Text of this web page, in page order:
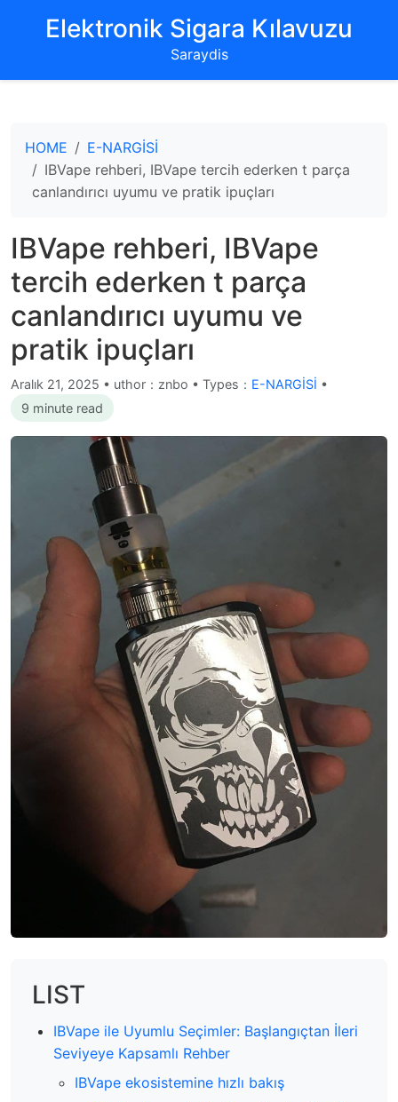
‌Elektronik Sigara Kılavuzu‌
Saraydis
HOME
E-NARGİSİ
IBVape rehberi, IBVape tercih ederken t parça
canlandırıcı uyumu ve pratik ipuçları
IBVape rehberi, IBVape
tercih ederken t parça
canlandırıcı uyumu ve
pratik ipuçları
Aralık 21, 2025 • uthor：znbo • Types： E-NARGİSİ •
9 minute read
LIST
IBVape ile Uyumlu Seçimler: Başlangıçtan İleri
Seviyeye Kapsamlı Rehber
IBVape ekosistemine hızlı bakış